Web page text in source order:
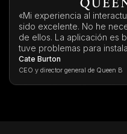
«Mi experiencia al
sido excelente. No he
de ellos. La aplicación es
tuve problemas para
Cate Burton
CEO y director general de Queen B